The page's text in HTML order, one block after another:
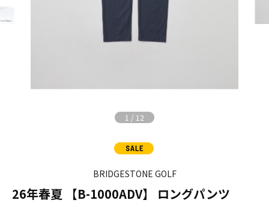
1 / 12
BRIDGESTONE GOLF
26年春夏 【B-1000ADV】 ロングパンツ